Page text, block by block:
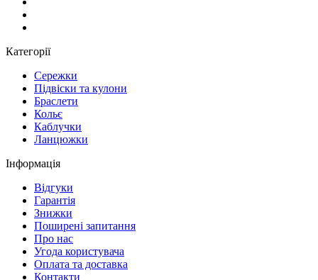
Категорії
Сережки
Підвіски та кулони
Браслети
Кольє
Каблучки
Ланцюжки
Інформація
Вiдгуки
Гарантія
Знижки
Поширені запитання
Про нас
Угода користувача
Оплата та доставка
Контакти